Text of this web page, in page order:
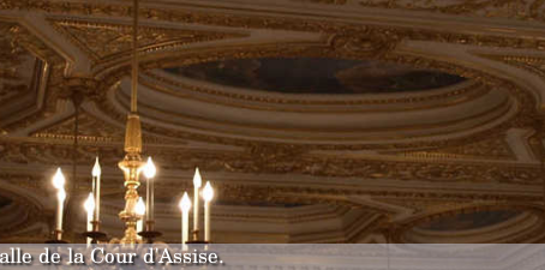
de la Cour d'Assise.